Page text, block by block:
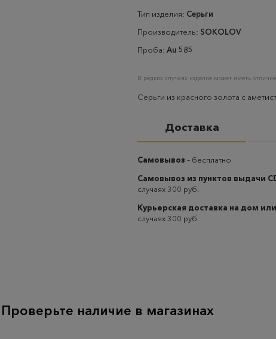
Тип изделия: Серьги
Производитель: SOKOLOV
Проба: Au 585
В редких случаях изделие может иметь
Серьги из красного золота с
Доставка
Самовывоз – бесплатно
Самовывоз из пунктов выдачи
случаях 300 руб.
Курьерская доставка на дом
случаях 300 руб.
Проверьте наличие в магазинах